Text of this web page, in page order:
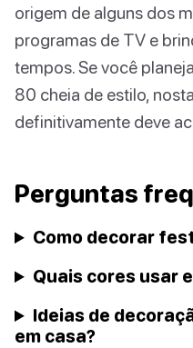
origem de alguns dos
programas de TV e
tempos. Se você
80 cheia de estilo,
definitivamente deve
Perguntas
Como decorar
Quais cores usar
Ideias de
em casa?